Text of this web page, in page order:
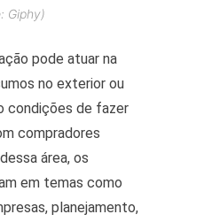
Giphy)
pode atuar na
no exterior ou
condições de fazer
compradores
área, os
em temas como
planejamento,